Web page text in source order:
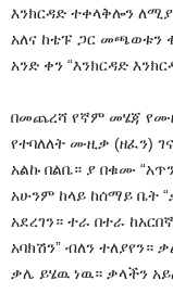
እንክርዳድ ተቀላቅሎን
አለና ከቴፑ ጋር መጫወቱን
አንድ ቀን “እንክርዳድ
በመጨረሻ የኛም መሄጃ
የተባለለት ሙዚቃ (ዘፈን)
አልኩ በልቤ። ያ በቁሙ
አሁንም ከላይ ከሰማይ ቤት
አደረገን። ተራ በተራ
አባክሽን” ብለን ተለያየን።
ቃሌ ይሄዉ ነዉ። ቃላችን